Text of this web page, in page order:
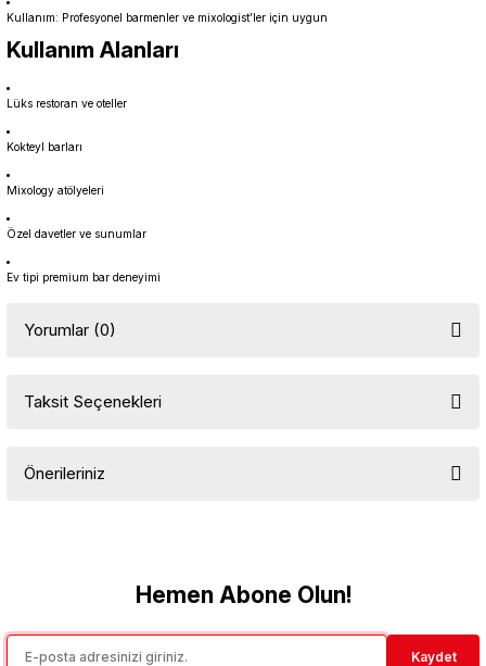
Kullanım: Profesyonel barmenler ve mixologist’ler için uygun
Kullanım Alanları
Lüks restoran ve oteller
Kokteyl barları
Mixology atölyeleri
Özel davetler ve sunumlar
Ev tipi premium bar deneyimi
Yorumlar (0)
Taksit Seçenekleri
Önerileriniz
Görüş ve önerileriniz için teşekkür ederiz.
Ürün resmi kalitesiz, bozuk veya görüntülenemiyor.
Hemen Abone Olun!
Kaydet